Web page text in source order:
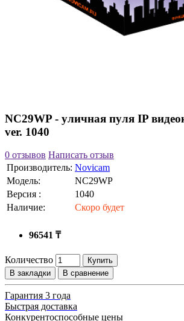
NC29WP - уличная пуля IP
ver. 1040
0 отзывов Написать отзыв
Производитель: Novicam
Модель:
NC29WP
Версия :
1040
Наличие:
Скоро будет
96541 ₸
Количество
Купить
В закладки
В сравнение
Гарантия 3 года
Быстрая доставка
Конкурентоспособные цены